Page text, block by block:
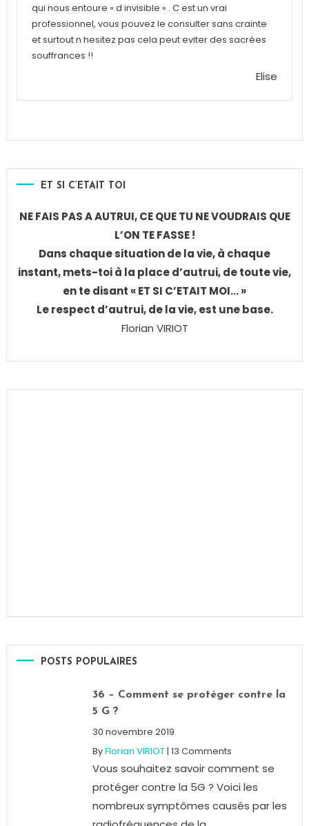
qui nous entoure « d invisible « . C est un vrai
professionnel, vous pouvez le consulter sans crainte
et surtout n hesitez pas cela peut eviter des sacrées
souffrances !!
Elise
ET SI C’ETAIT TOI
NE FAIS PAS A AUTRUI, CE QUE TU NE VOUDRAIS QUE
L’ON TE FASSE !
Dans chaque situation de la vie, à chaque
instant, mets-toi à la place d’autrui, de toute vie,
en te disant « ET SI C’ETAIT MOI… »
Le respect d’autrui, de la vie, est une base.
Florian VIRIOT
POSTS POPULAIRES
36 – Comment se protéger contre la
5 G ?
30 novembre 2019
ByFlorian VIRIOT| 13 Comments
Vous souhaitez savoir comment se
protéger contre la 5G ? Voici les
nombreux symptômes causés par les